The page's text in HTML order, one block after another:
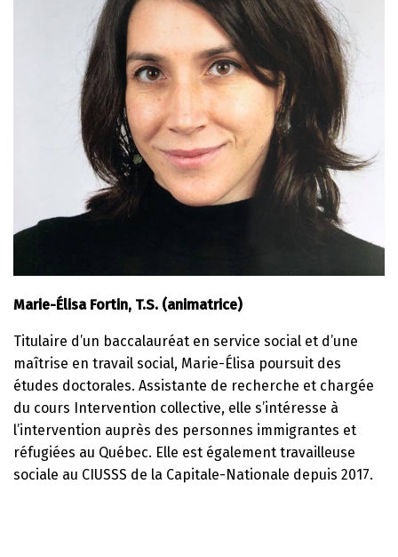
Marie-Élisa Fortin, T.S. (animatrice)
Titulaire d’un baccalauréat en service social et d’une
maîtrise en travail social, Marie-Élisa poursuit des
études doctorales. Assistante de recherche et chargée
du cours Intervention collective, elle s’intéresse à
l’intervention auprès des personnes immigrantes et
réfugiées au Québec. Elle est également travailleuse
sociale au CIUSSS de la Capitale-Nationale depuis 2017.